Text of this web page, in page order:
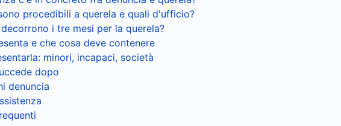
procedibili a querela e quali d'ufficio?
i tre mesi per la querela?
e che cosa deve contenere
minori, incapaci, società
dopo
denuncia